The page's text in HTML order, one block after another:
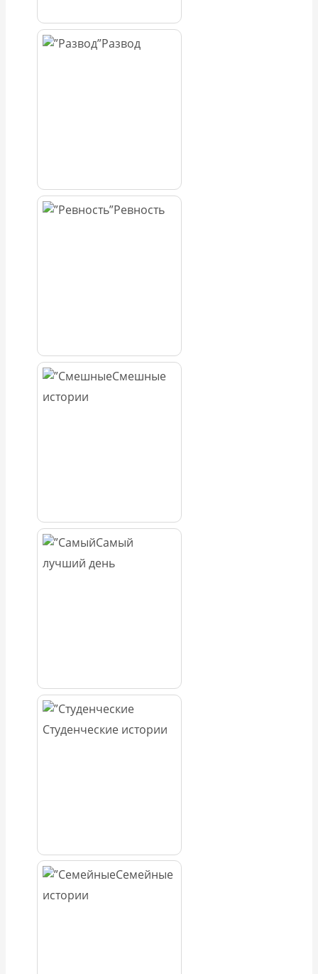
Развод
Ревность
Смешные
истории
Самый
лучший день
Студенческие истории
Семейные
истории